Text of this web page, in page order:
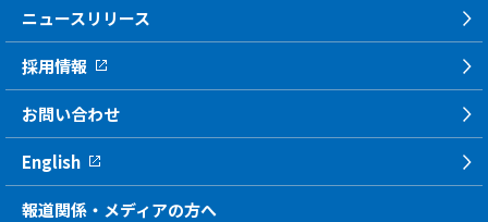
ニュースリリース
採用情報
お問い合わせ
English
報道関係・メディアの方へ